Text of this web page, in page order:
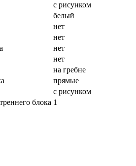
с рисунком
белый
нет
нет
нет
нет
на гребне
прямые
с рисунком
блока 1